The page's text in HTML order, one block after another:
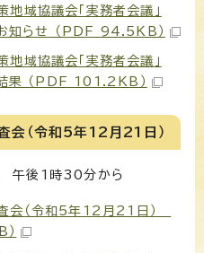
域協議会「実務者会議」
知らせ （PDF 94.5KB）
域協議会「実務者会議」
果 （PDF 101.2KB）
会（令和5年12月21日）
午後1時30分から
会（令和5年12月21日）